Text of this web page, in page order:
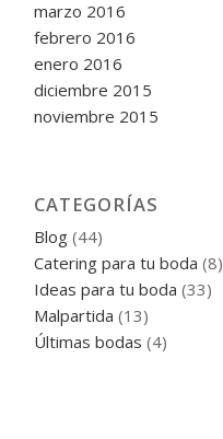
marzo 2016
febrero 2016
enero 2016
diciembre 2015
noviembre 2015
CATEGORÍAS
Blog (44)
Catering para tu boda (8)
Ideas para tu boda (33)
Malpartida (13)
Últimas bodas (4)